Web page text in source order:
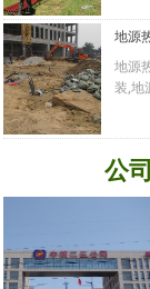
源热
本,地
热泵
源热
原理,
空
泵是
念,地
泵
是用
泵干
概念,
优点,
热
是干
地源
地源
装,地
热
地
专业
泵运
北
养
泵系
装改
公
企业理念——创新节能环
质量准则——质量是企
诚服务；
专业的地源热泵技术、
泵服务、合理的地源热
目、永远是我们对新老